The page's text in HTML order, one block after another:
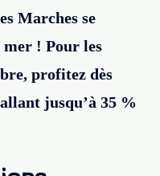
Marches se
! Pour les
profitez dès
jusqu’à 35 %